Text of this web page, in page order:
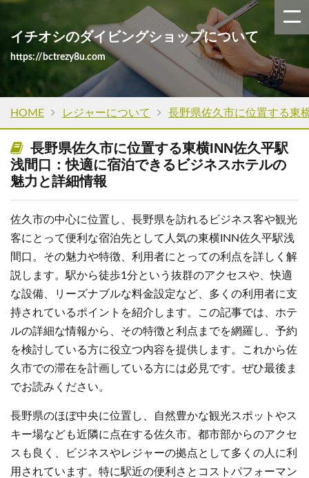
イチオシのダイビングショップについて
https://bctrezy8u.com
HOME レジャーについて 長野県佐久市に位置する東
長野県佐久市に位置する東横INN佐久平駅
浅間口：快適に宿泊できるビジネスホテルの
魅力と詳細情報
佐久市の中心に位置し、長野県を訪れるビジネス客や観光
客にとって便利な宿泊先として人気の東横INN佐久平駅浅
間口。その魅力や特徴、利用者にとっての利点を詳しく解
説します。駅から徒歩1分という抜群のアクセスや、快適
な設備、リーズナブルな料金設定など、多くの利用者に支
持されているポイントを紹介します。この記事では、ホテ
ルの詳細な情報から、その特徴と利点までを網羅し、予約
を検討している方に役立つ内容を提供します。これから佐
久市での滞在を計画している方には必見です。ぜひ最後ま
でお読みください。
長野県のほぼ中央に位置し、自然豊かな観光スポットやス
キー場なども近隣に点在する佐久市。都市部からのアクセ
スも良く、ビジネスやレジャーの拠点として多くの人に利
用されています。特に駅近の便利さとコストパフォーマン